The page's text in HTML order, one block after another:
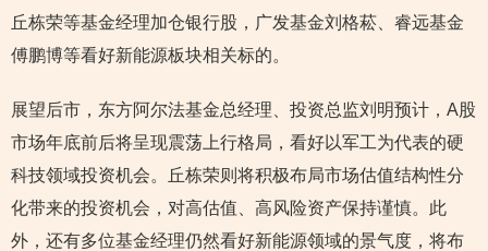
丘栋荣等基金经理加仓银行股，广发基金刘格菘、睿远基金
傅鹏博等看好新能源板块相关标的。
展望后市，东方阿尔法基金总经理、投资总监刘明预计，A股
市场年底前后将呈现震荡上行格局，看好以军工为代表的硬
科技领域投资机会。丘栋荣则将积极布局市场估值结构性分
化带来的投资机会，对高估值、高风险资产保持谨慎。此
外，还有多位基金经理仍然看好新能源领域的景气度，将布